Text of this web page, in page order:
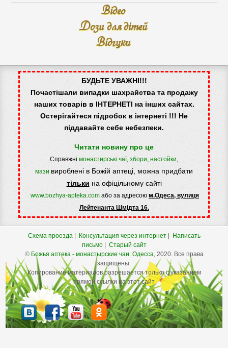
Відео
Дози для дітей
Відгуки
БУДЬТЕ УВАЖНІ!!!
Почастішали випадки шахрайства та продажу
наших товарів в ІНТЕРНЕТІ на інших сайтах.
Остерігайтеся підробок в інтернеті !!! Не
піддавайте себе небезпеки.
Читати новину про це
Справжні монастирські чаї, збори, настойки,
мази вироблені в Божій аптеці, можна придбати
тільки на офіцільному сайті
www.bozhya-apteka.com або за адресою м.Одеса, вулиця
Лейтенанта Шмідта 16.
Схема проезда| Консультация через интернет|
Написать
письмо| Старый сайт
© Божья аптека - монастырские чаи. Одесса, 2020. Все права
защищены.
Копирование материалов разрешается только с указанием
прямой ссылки на этот сайт